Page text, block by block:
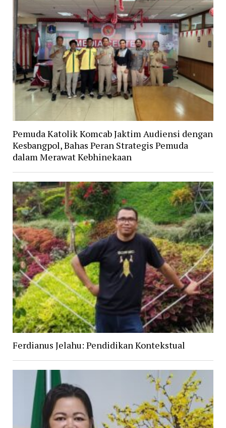
Pemuda Katolik Komcab Jaktim Audiensi dengan
Kesbangpol, Bahas Peran Strategis Pemuda
dalam Merawat Kebhinekaan
Ferdianus Jelahu: Pendidikan Kontekstual